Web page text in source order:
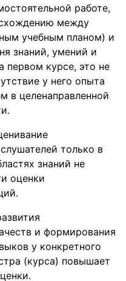
работе,
между
учебным планом) и
знаний, умений и
первом курсе, это не
у него опыта
в целенаправленной
только в
знаний не
оценки
и формирования
у конкретного
(курса) повышает